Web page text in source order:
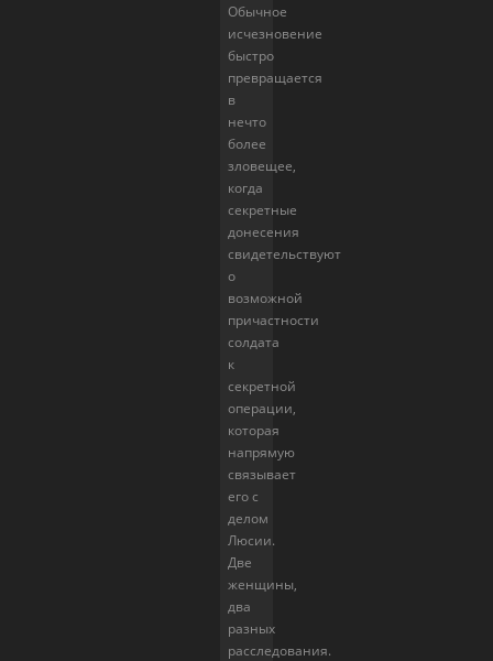
Обычное
исчезновение
быстро
превращается
в
нечто
более
зловещее,
когда
секретные
донесения
свидетельствуют
о
возможной
причастности
солдата
к
секретной
операции,
которая
напрямую
связывает
его с
делом
Люсии.
Две
женщины,
два
разных
расследования.